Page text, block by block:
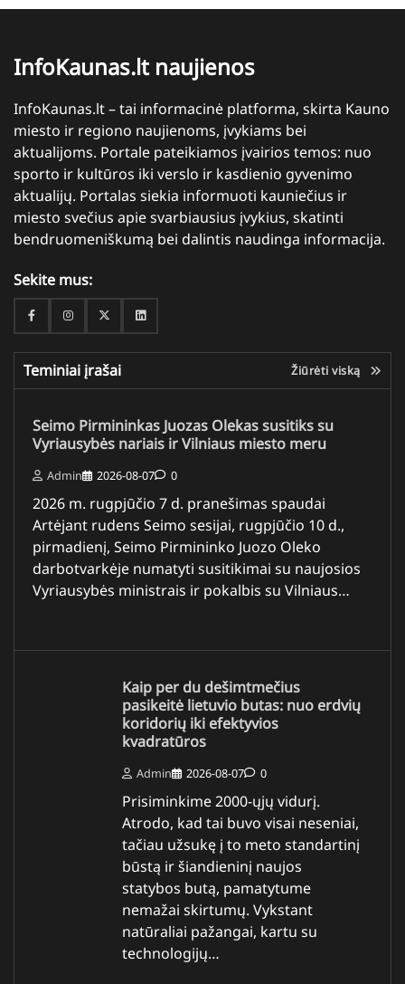
InfoKaunas.lt naujienos
InfoKaunas.lt – tai informacinė platforma, skirta Kauno
miesto ir regiono naujienoms, įvykiams bei
aktualijoms. Portale pateikiamos įvairios temos: nuo
sporto ir kultūros iki verslo ir kasdienio gyvenimo
aktualijų. Portalas siekia informuoti kauniečius ir
miesto svečius apie svarbiausius įvykius, skatinti
bendruomeniškumą bei dalintis naudinga informacija.
Sekite mus:
FacebookInstagramTwitterLinkedin
Teminiai įrašai Žiūrėti viską
Seimo Pirmininkas Juozas Olekas susitiks su
Vyriausybės nariais ir Vilniaus miesto meru
Admin 2026-08-07 0
2026 m. rugpjūčio 7 d. pranešimas spaudai
Artėjant rudens Seimo sesijai, rugpjūčio 10 d.,
pirmadienį, Seimo Pirmininko Juozo Oleko
darbotvarkėje numatyti susitikimai su naujosios
Vyriausybės ministrais ir pokalbis su Vilniaus…
Kaip per du dešimtmečius
pasikeitė lietuvio butas: nuo erdvių
koridorių iki efektyvios
kvadratūros
Admin 2026-08-07 0
Prisiminkime 2000-ųjų vidurį.
Atrodo, kad tai buvo visai neseniai,
tačiau užsukę į to meto standartinį
būstą ir šiandieninį naujos
statybos butą, pamatytume
nemažai skirtumų. Vykstant
natūraliai pažangai, kartu su
technologijų…